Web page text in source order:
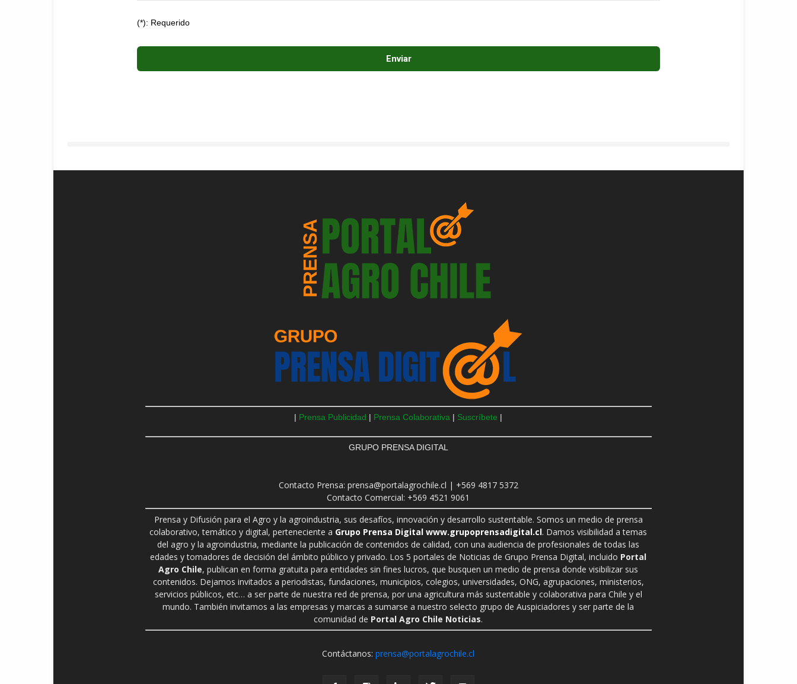
(*): Requerido
| Prensa Publicidad | Prensa Colaborativa | Suscríbete |
GRUPO PRENSA DIGITAL
Contacto Prensa: prensa@portalagrochile.cl | +569 4817 5372
Contacto Comercial: +569 4521 9061
Prensa y Difusión para el Agro y la agroindustria, sus desafíos, innovación y desarrollo sustentable. Somos un medio de prensa
colaborativo, temático y digital, perteneciente a Grupo Prensa Digital www.grupoprensadigital.cl. Damos visibilidad a temas
del agro y la agroindustria, mediante la publicación de contenidos de calidad, con una audiencia de profesionales de todas las
edades y tomadores de decisión del ámbito público y privado. Los 5 portales de Noticias de Grupo Prensa Digital, incluido Portal
Agro Chile, publican en forma gratuita para entidades sin fines lucros, que busquen un medio de prensa donde visibilizar sus
contenidos. Dejamos invitados a periodistas, fundaciones, municipios, colegios, universidades, ONG, agrupaciones, ministerios,
servicios públicos, etc… a ser parte de nuestra red de prensa, por una agricultura más sustentable y colaborativa para Chile y el
mundo. También invitamos a las empresas y marcas a sumarse a nuestro selecto grupo de Auspiciadores y ser parte de la
comunidad de Portal Agro Chile Noticias.
Contáctanos:prensa@portalagrochile.cl